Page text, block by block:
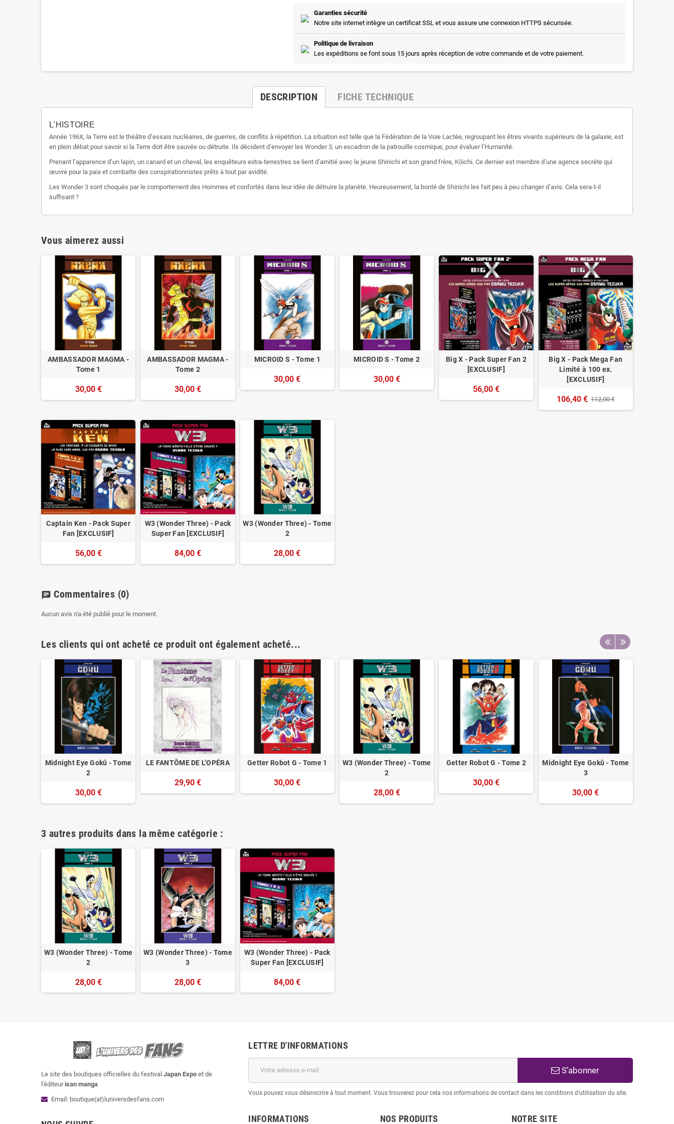
Garanties sécurité
Notre site internet intègre un certificat SSL et vous assure une connexion HTTPS sécurisée.
Politique de livraison
Les expéditions se font sous 15 jours après réception de votre commande et de votre paiement.
DESCRIPTION FICHE TECHNIQUE
L'HISTOIRE
Année 196X, la Terre est le théâtre d’essais nucléaires, de guerres, de conflits à répétition. La situation est telle que la Fédération de la Voie Lactée, regroupant les êtres vivants supérieurs de la galaxie, est
en plein débat pour savoir si la Terre doit être sauvée ou détruite. Ils décident d’envoyer les Wonder 3, un escadron de la patrouille cosmique, pour évaluer l’Humanité.
Prenant l’apparence d’un lapin, un canard et un cheval, les enquêteurs extra-terrestres se lient d’amitié avec le jeune Shinichi et son grand frère, Kôichi. Ce dernier est membre d’une agence secrète qui
œuvre pour la paix et combatte des conspirationnistes prêts à tout par avidité.
Les Wonder 3 sont choqués par le comportement des Hommes et confortés dans leur idée de détruire la planète. Heureusement, la bonté de Shinichi les fait peu à peu changer d’avis. Cela sera-t-il
suffisant ?
Vous aimerez aussi
AMBASSADOR MAGMA -
Tome 1
30,00 €
AMBASSADOR MAGMA -
Tome 2
30,00 €
MICROID S - Tome 1
30,00 €
MICROID S - Tome 2
30,00 €
Big X - Pack Super Fan 2
[EXCLUSIF]
56,00 €
Big X - Pack Mega Fan
Limité à 100 ex.
[EXCLUSIF]
106,40 € 112,00 €
Captain Ken - Pack Super
Fan [EXCLUSIF]
56,00 €
W3 (Wonder Three) - Pack
Super Fan [EXCLUSIF]
84,00 €
W3 (Wonder Three) - Tome
2
28,00 €
chat Commentaires (0)
Aucun avis n'a été publié pour le moment.
Les clients qui ont acheté ce produit ont également acheté...
Midnight Eye Gokû - Tome
2
30,00 €
LE FANTÔME DE L’OPÉRA
29,90 €
Getter Robot G - Tome 1
30,00 €
W3 (Wonder Three) - Tome
2
28,00 €
Getter Robot G - Tome 2
30,00 €
Midnight Eye Gokû - Tome
3
30,00 €
3 autres produits dans la même catégorie :
W3 (Wonder Three) - Tome
2
28,00 €
W3 (Wonder Three) - Tome
3
28,00 €
W3 (Wonder Three) - Pack
Super Fan [EXCLUSIF]
84,00 €
Le site des boutiques officielles du festival Japan Expo et de
l'éditeurisan manga
Email: boutique(at)luniversdesfans.com
LETTRE D'INFORMATIONS
S’abonner
Vous pouvez vous désinscrire à tout moment. Vous trouverez pour cela nos informations de contact dans les conditions d'utilisation du site.
INFORMATIONS NOS PRODUITS NOTRE SITE